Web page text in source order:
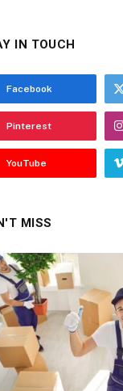
IN TOUCH
Facebook
Pinterest
YouTube
MISS